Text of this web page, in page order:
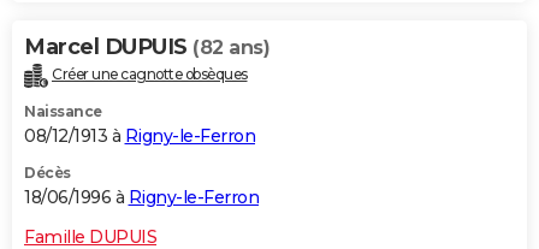
Marcel DUPUIS (82 ans)
Créer une cagnotte obsèques
Naissance
08/12/1913 à Rigny-le-Ferron
Décès
18/06/1996 à Rigny-le-Ferron
Famille DUPUIS